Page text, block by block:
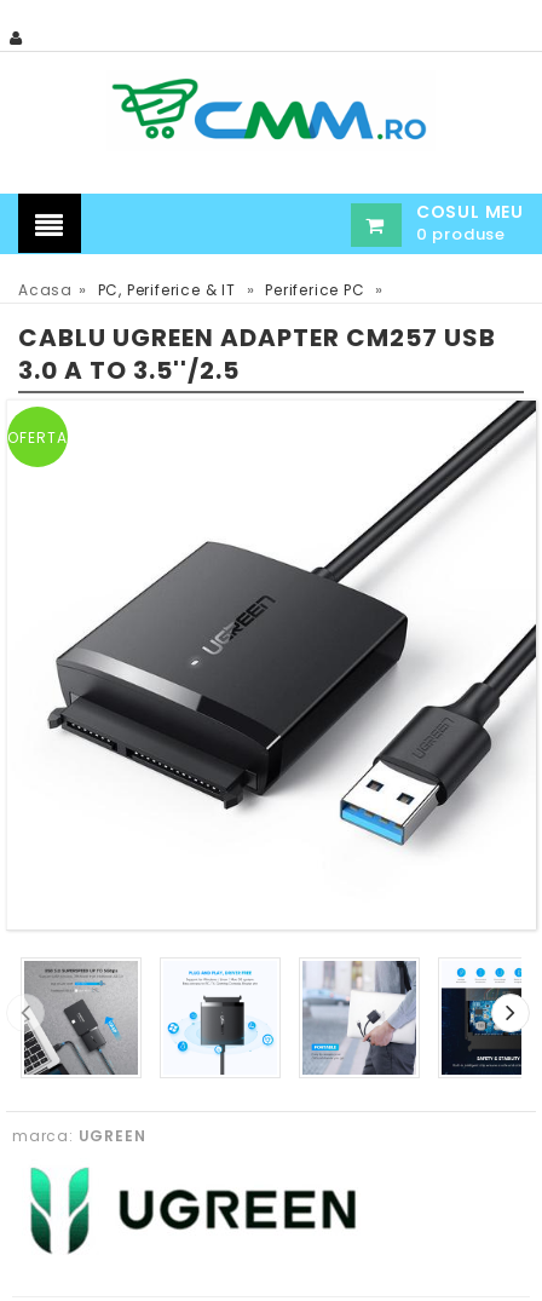
COSUL MEU
0 produse
Acasa » PC, Periferice & IT » Periferice PC »
CABLU UGREEN ADAPTER CM257 USB
3.0 A TO 3.5''/2.5
OFERTA
marca: UGREEN